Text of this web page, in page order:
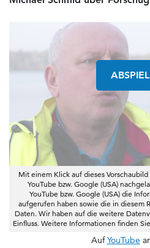
Mit einem Klick auf dieses
YouTube bzw. Google (USA)
YouTube bzw. Google (USA) die
aufgerufen haben sowie die in diesem
Daten. Wir haben auf die weitere
Einfluss. Weitere Informationen finden
AufYouTube